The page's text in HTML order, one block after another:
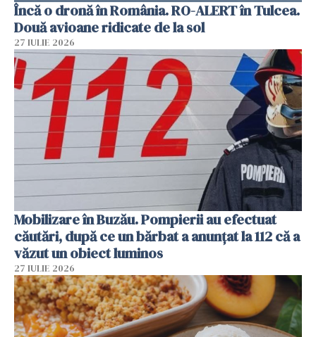
Încă o dronă în România. RO-ALERT în Tulcea.
Două avioane ridicate de la sol
27 IULIE 2026
Mobilizare în Buzău. Pompierii au efectuat
căutări, după ce un bărbat a anunțat la 112 că a
văzut un obiect luminos
27 IULIE 2026